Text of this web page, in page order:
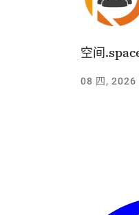
空间
08 四, 2026